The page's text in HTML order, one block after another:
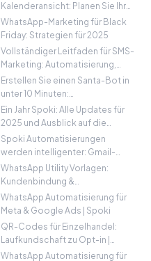
Kalenderansicht: Planen Sie Ihre
Kampagnen schnell und einfach
WhatsApp-Marketing für Black
Friday: Strategien für 2025
Vollständiger Leitfaden für SMS-
Marketing: Automatisierung,
Vertrauen und Sicherheit mit
Spoki
Erstellen Sie einen Santa-Bot in
unter 10 Minuten:
Feiertagsautomatisierung zur
Steigerung von Umsatz und
Support
Ein Jahr Spoki: Alle Updates für
2025 und Ausblick auf die
Zukunft des Conversational
Marketing
Spoki Automatisierungen
werden intelligenter: Gmail-
Integration für nahtlose E-Mail-
Workflows
WhatsApp Utility Vorlagen:
Kundenbindung &
Automatisierung
WhatsApp Automatisierung für
Meta & Google Ads | Spoki
QR-Codes für Einzelhandel:
Laufkundschaft zu Opt-in |
Spoki
WhatsApp Automatisierung für